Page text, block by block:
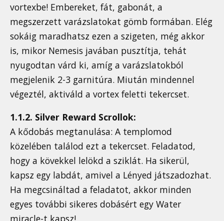
vortexbe! Embereket, fát, gabonát, a
megszerzett varázslatokat gömb formában. Elég
sokáig maradhatsz ezen a szigeten, még akkor
is, mikor Nemesis javában pusztítja, tehát
nyugodtan várd ki, amíg a varázslatokból
megjelenik 2-3 garnitúra. Miután mindennel
végeztél, aktiváld a vortex feletti tekercset.
1.1.2. Silver Reward Scrollok:
A kődobás megtanulása: A templomod
közelében találod ezt a tekercset. Feladatod,
hogy a kövekkel lelökd a sziklát. Ha sikerül,
kapsz egy labdát, amivel a Lényed játszadozhat.
Ha megcsináltad a feladatot, akkor minden
egyes további sikeres dobásért egy Water
miracle-t kapsz!